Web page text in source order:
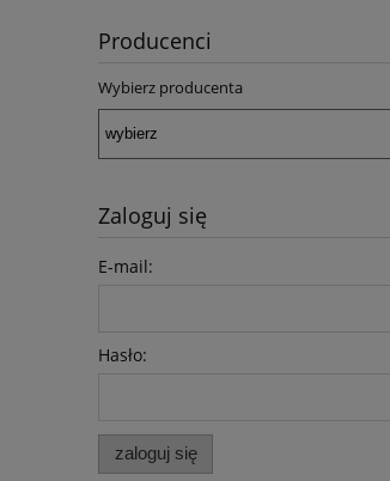
Producenci
Wybierz producenta
Zaloguj się
E-mail:
Hasło:
zaloguj się